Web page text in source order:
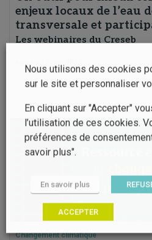
enjeux locaux de l’eau
transversale et
Les webinaires du Creseb
#aide à la décision #creseb #qualité de
Changement climatique
Nous utilisons des cookies
sur le site et personnaliser
En cliquant sur "Accepter"
l’utilisation de ces cookies.
préférences de
savoir plus".
En savoir plus
ACCEPTER